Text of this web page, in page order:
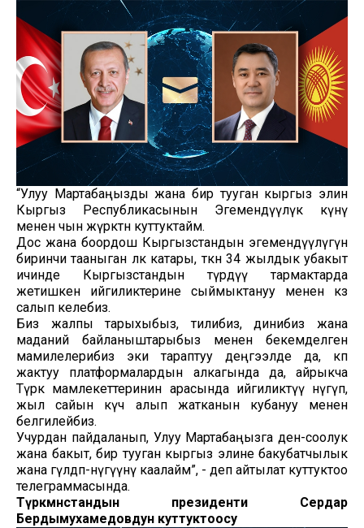
“Улуу Мартабаңызды жана бир тууган кыргыз элин
Кыргыз Республикасынын Эгемендүүлүк күнү
менен чын жүрөктөн куттуктайм.
Дос жана боордош Кыргызстандын эгемендүүлүгүн
биринчи тааныган өлкө катары, өткөн 34 жылдык убакыт
ичинде Кыргызстандын түрдүү тармактарда
жетишкен ийгиликтерине сыймыктануу менен көз
салып келебиз.
Биз жалпы тарыхыбыз, тилибиз, динибиз жана
маданий байланыштарыбыз менен бекемделген
мамилелерибиз эки тараптуу деңгээлде да, көп
жактуу платформалардын алкагында да, айрыкча
Түрк мамлекеттеринин арасында ийгиликтүү өнүгүп,
жыл сайын күч алып жатканын кубануу менен
белгилейбиз.
Учурдан пайдаланып, Улуу Мартабаңызга ден-соолук
жана бакыт, бир тууган кыргыз элине бакубатчылык
жана гүлдөп-өнүгүүнү каалайм”, - деп айтылат куттуктоо
телеграммасында.
Түркмөнстандын президенти Сердар
Бердымухамедовдун куттуктоосу